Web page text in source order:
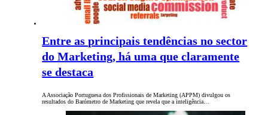
Entre as principais tendências no sector
do Marketing, há uma que claramente
se destaca
A Associação Portuguesa dos Profissionais de Marketing (APPM) divulgou os
resultados do Barómetro de Marketing que revela que a inteligência…